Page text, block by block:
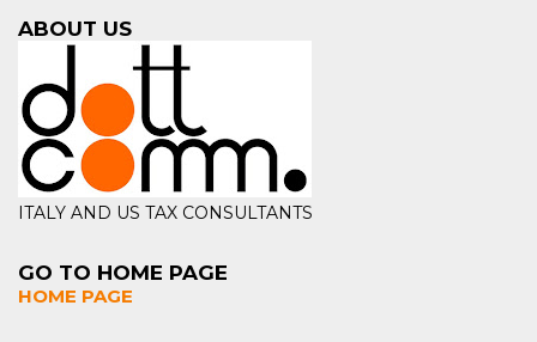
ABOUT US
ITALY AND US TAX CONSULTANTS
GO TO HOME PAGE
HOME PAGE